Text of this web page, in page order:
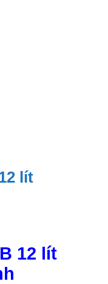
lít
12 lít